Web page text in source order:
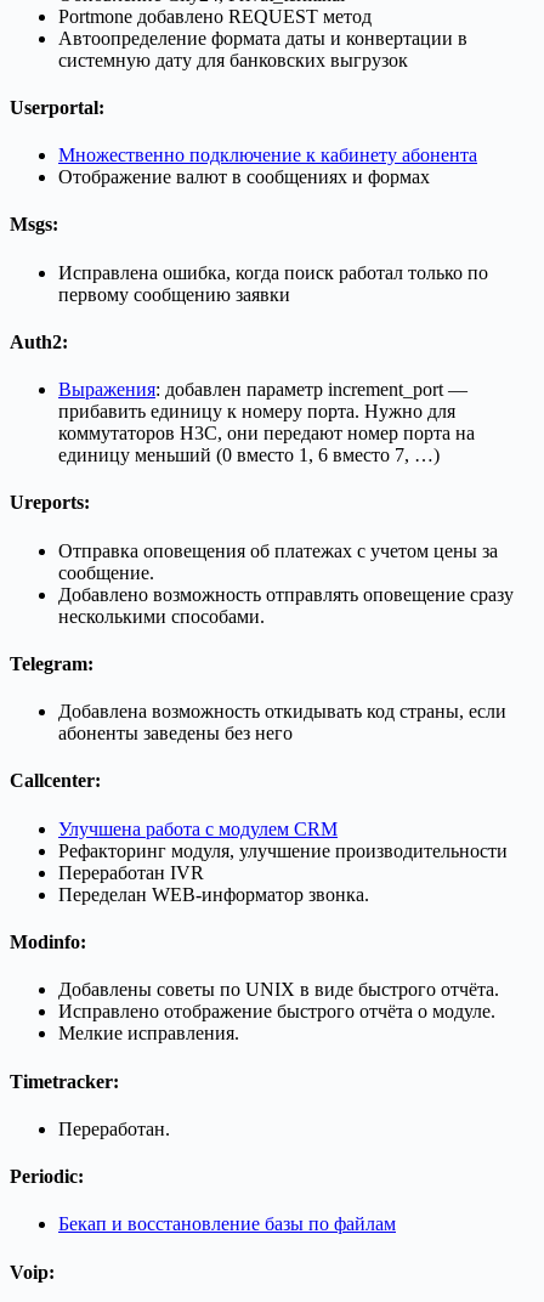
Portmone добавлено REQUEST метод
Автоопределение формата даты и конвертации в
системную дату для банковских выгрузок
Userportal:
Множественно подключение к кабинету абонента
Отображение валют в сообщениях и формах
Msgs:
Исправлена ошибка, когда поиск работал только по
первому сообщению заявки
Auth2:
Выражения: добавлен параметр increment_port —
прибавить единицу к номеру порта. Нужно для
коммутаторов H3C, они передают номер порта на
единицу меньший (0 вместо 1, 6 вместо 7, …)
Ureports:
Отправка оповещения об платежах с учетом цены за
сообщение.
Добавлено возможность отправлять оповещение сразу
несколькими способами.
Telegram:
Добавлена возможность откидывать код страны, если
абоненты заведены без него
Callcenter:
Улучшена работа с модулем CRM
Рефакторинг модуля, улучшение производительности
Переработан IVR
Переделан WEB-информатор звонка.
Modinfo:
Добавлены советы по UNIX в виде быстрого отчёта.
Исправлено отображение быстрого отчёта о модуле.
Мелкие исправления.
Timetracker:
Переработан.
Periodic:
Бекап и восстановление базы по файлам
Voip: